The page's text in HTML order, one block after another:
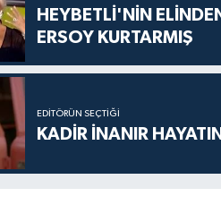
HEYBETLİ'NİN
ERSOY KURTARMIŞ
EDITÖRÜN SEÇTIĞI
KADİR İNANIR